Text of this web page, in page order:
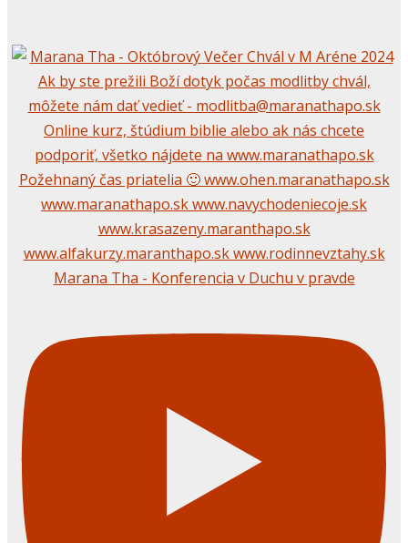
Marana Tha - Konferencia v Duchu v pravde